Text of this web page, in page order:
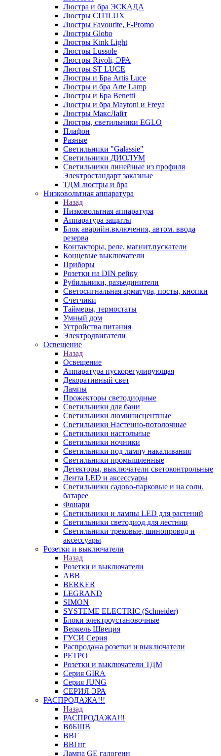
Люстра и бра ЭСКАДА
Люстры CITILUX
Люстры Favourite, F-Promo
Люстры Globo
Люстры Kink Light
Люстры Lussole
Люстры Rivoli, ЭРА
Люстры ST LUCE
Люстры и Бра Artis Luce
Люстры и бра Arte Lamp
Люстры и Бра Benetti
Люстры и бра Maytoni и Freya
Люстры МаксЛайт
Люстры, светильники EGLO
Плафон
Разные
Светильники "Galassie"
Светильники ДИОЛУМ
Светильники линейные из профиля
Электростандарт заказные
ТДМ люстры и бра
Низковольтная аппаратура
Назад
Низковольтная аппаратура
Аппаратура защиты
Блок аварийн.включения, автом. ввода
резерва
Контакторы, реле, магнит.пускатели
Концевые выключатели
Приборы
Розетки на DIN рейку
Рубильники, разъединители
Светосигнальная арматура, посты, кнопки
Счетчики
Таймеры, термостаты
Умный дом
Устройства питания
Электродвигатели
Освещение
Назад
Освещение
Аппаратура пускорегулирующая
Декоративный свет
Лампы
Прожекторы светодиодные
Светильники для бани
Светильники люминисцентные
Светильники Настенно-потолочные
Светильники настольные
Светильники ночники
Светильники под лампу накаливания
Светильники промышленные
Детекторы, выключатели светоконтрольные
Лента LED и аксессуары
Светильники садово-парковые и на солн.
батарее
Фонари
Светильники и лампы LED для растений
Светильники светодиод.для лестниц
Светильники трековые, шинопровод и
аксессуары
Розетки и выключатели
Назад
Розетки и выключатели
ABB
BERKER
LEGRAND
SIMON
SYSTEME ELECTRIC (Schneider)
Блоки электроустановочные
Веркель Швеция
ГУСИ Серия
Распродажа розетки и выключатели
РЕТРО
Розетки и выключатели ТДМ
Серия GIRA
Серия JUNG
СЕРИЯ ЭРА
РАСПРОДАЖА!!!
Назад
РАСПРОДАЖА!!!
ВбБШВ
ВВГ
ВВГнг
Лампа GE галогенн